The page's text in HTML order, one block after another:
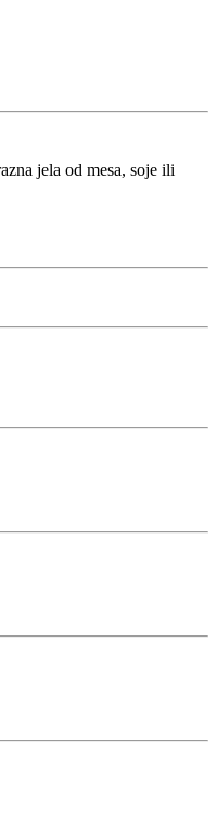
jela od mesa, soje ili